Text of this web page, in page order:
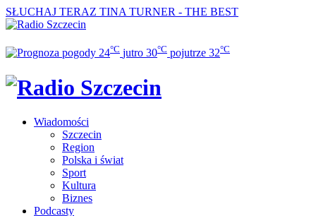
SŁUCHAJ TERAZ TINA TURNER - THE BEST
24°C jutro 30°C pojutrze 32°C
Wiadomości
Szczecin
Region
Polska i świat
Sport
Kultura
Biznes
Podcasty